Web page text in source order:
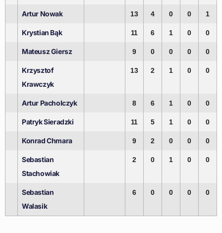
Artur Nowak 13 4 0 0 1
Krystian Bąk 11 6 1 0 0
Mateusz Giersz 9 0 0 0 0
Krzysztof
Krawczyk
13 2 1 0 0
Artur Pacholczyk 8 6 1 0 0
Patryk Sieradzki 11 5 1 0 0
Konrad Chmara 9 2 0 0 0
Sebastian
Stachowiak
2 0 1 0 0
Sebastian
Walasik
6 0 0 0 0